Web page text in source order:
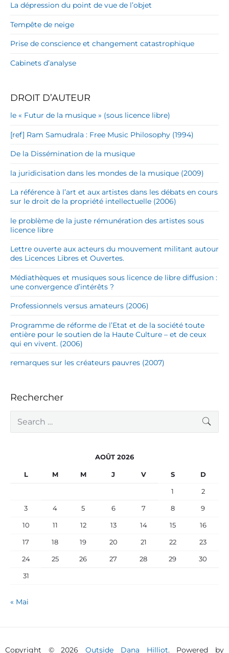
La dépression du point de vue de l’objet
Tempête de neige
Prise de conscience et changement catastrophique
Cabinets d’analyse
DROIT D’AUTEUR
le « Futur de la musique » (sous licence libre)
[ref] Ram Samudrala : Free Music Philosophy (1994)
De la Dissémination de la musique
la juridicisation dans les mondes de la musique (2009)
La référence à l’art et aux artistes dans les débats en cours
sur le droit de la propriété intellectuelle (2006)
le problème de la juste rémunération des artistes sous
licence libre
Lettre ouverte aux acteurs du mouvement militant autour
des Licences Libres et Ouvertes.
Médiathèques et musiques sous licence de libre diffusion :
une convergence d’intérêts ?
Professionnels versus amateurs (2006)
Programme de réforme de l’Etat et de la société toute
entière pour le soutien de la Haute Culture – et de ceux
qui en vivent. (2006)
remarques sur les créateurs pauvres (2007)
Rechercher
a
AOÛT 2026
L M M J V S D
1 2
3 4 5 6 7 8 9
10 11 12 13 14 15 16
17 18 19 20 21 22 23
24 25 26 27 28 29 30
31
« Mai
Copyright © 2026Outside Dana Hilliot. Powered by